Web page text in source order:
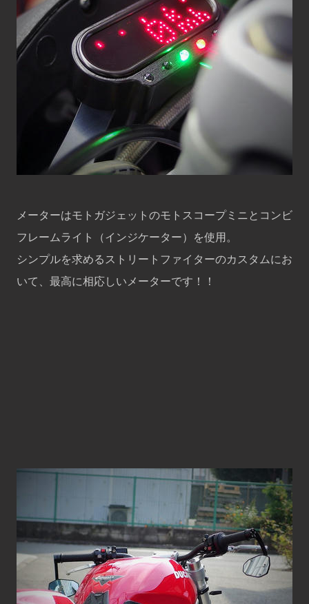
メーターはモトガジェットのモトスコープミニとコンビ
フレームライト（インジケーター）を使用。
シンプルを求めるストリートファイターのカスタムにお
いて、最高に相応しいメーターです！！